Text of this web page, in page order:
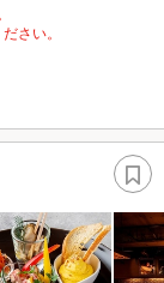
さい。